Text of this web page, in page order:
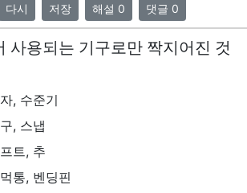
다시 저장 해설 0 댓글 0
사용되는 기구로만 짝지어진 것
, 수준기
, 스냅
트, 추
통, 벤딩핀